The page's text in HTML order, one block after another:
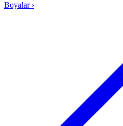
Boyalar ›